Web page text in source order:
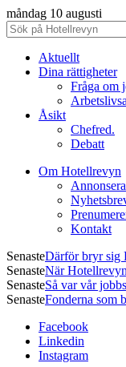
måndag 10 augusti
Aktuellt
Dina rättigheter
Fråga om
Åsikt
Chefred.
Debatt
Om Hotellrevyn
Annonsera
Kontakt
SenasteDärför bryr sig
SenasteNär
SenasteSå var vår
SenasteFonderna som
Facebook
Linkedin
Instagram